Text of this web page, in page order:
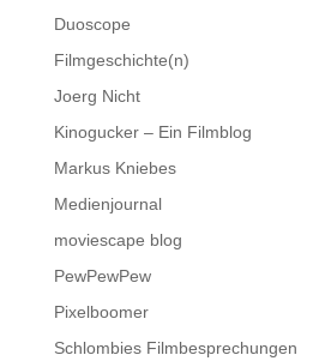
Duoscope
Filmgeschichte(n)
Joerg Nicht
Kinogucker – Ein Filmblog
Markus Kniebes
Medienjournal
moviescape blog
PewPewPew
Pixelboomer
Schlombies Filmbesprechungen